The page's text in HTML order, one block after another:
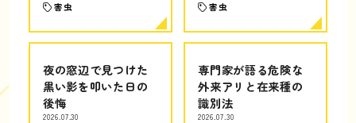
害虫 害虫
夜の窓辺で見つけた
黒い影を叩いた日の
後悔
2026.07.30
専門家が語る危険な
外来アリと在来種の
識別法
2026.07.30